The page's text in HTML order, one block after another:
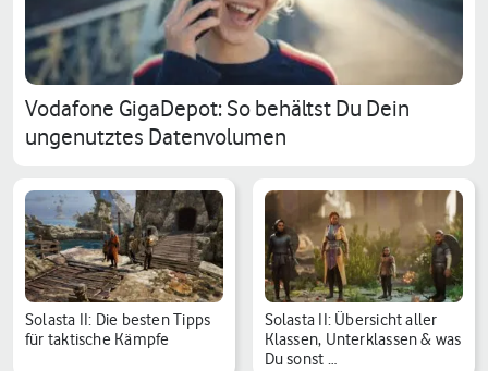
Vodafone GigaDepot: So behältst Du Dein
ungenutztes Datenvolumen
Solasta II: Die besten Tipps
für taktische Kämpfe
Solasta II: Übersicht aller
Klassen, Unterklassen & was
Du sonst …